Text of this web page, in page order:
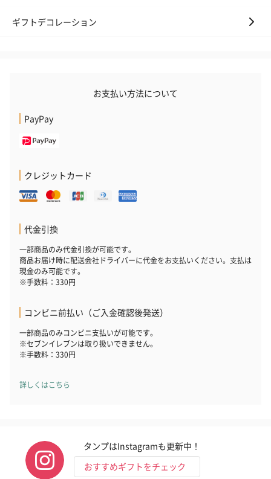
ギフトデコレーション
お支払い方法について
PayPay
クレジットカード
代金引換
一部商品のみ代金引換が可能です。
商品お届け時に配送会社ドライバーに代金をお支払いください。支払は
現金のみ可能です。
※手数料：330円
コンビニ前払い（ご入金確認後発送）
一部商品のみコンビニ支払いが可能です。
※セブンイレブンは取り扱いできません。
※手数料：330円
詳しくはこちら
タンプはInstagramも更新中！
おすすめギフトをチェック